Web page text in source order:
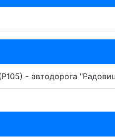
- автодорога